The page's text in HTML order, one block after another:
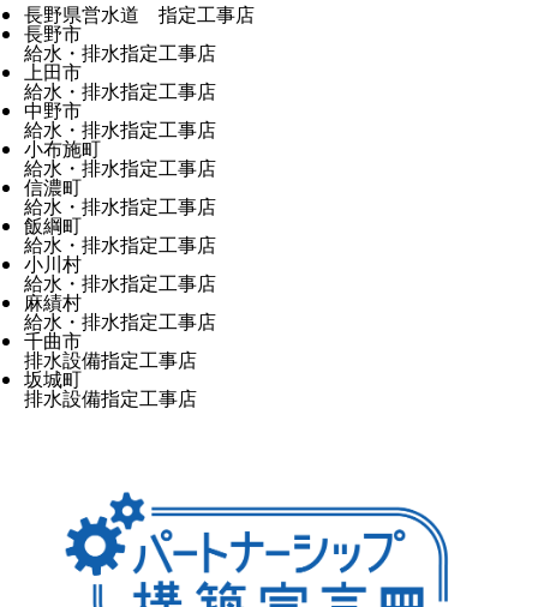
長野県営水道 指定工事店
長野市
給水・排水指定工事店
上田市
給水・排水指定工事店
中野市
給水・排水指定工事店
小布施町
給水・排水指定工事店
信濃町
給水・排水指定工事店
飯綱町
給水・排水指定工事店
小川村
給水・排水指定工事店
麻績村
給水・排水指定工事店
千曲市
排水設備指定工事店
坂城町
排水設備指定工事店